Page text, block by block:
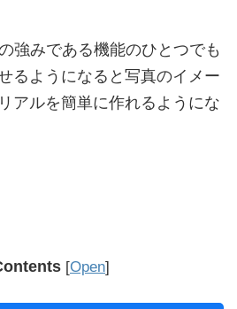
強みである機能のひとつでも
るようになると写真のイメー
アルを簡単に作れるようにな
[Open]